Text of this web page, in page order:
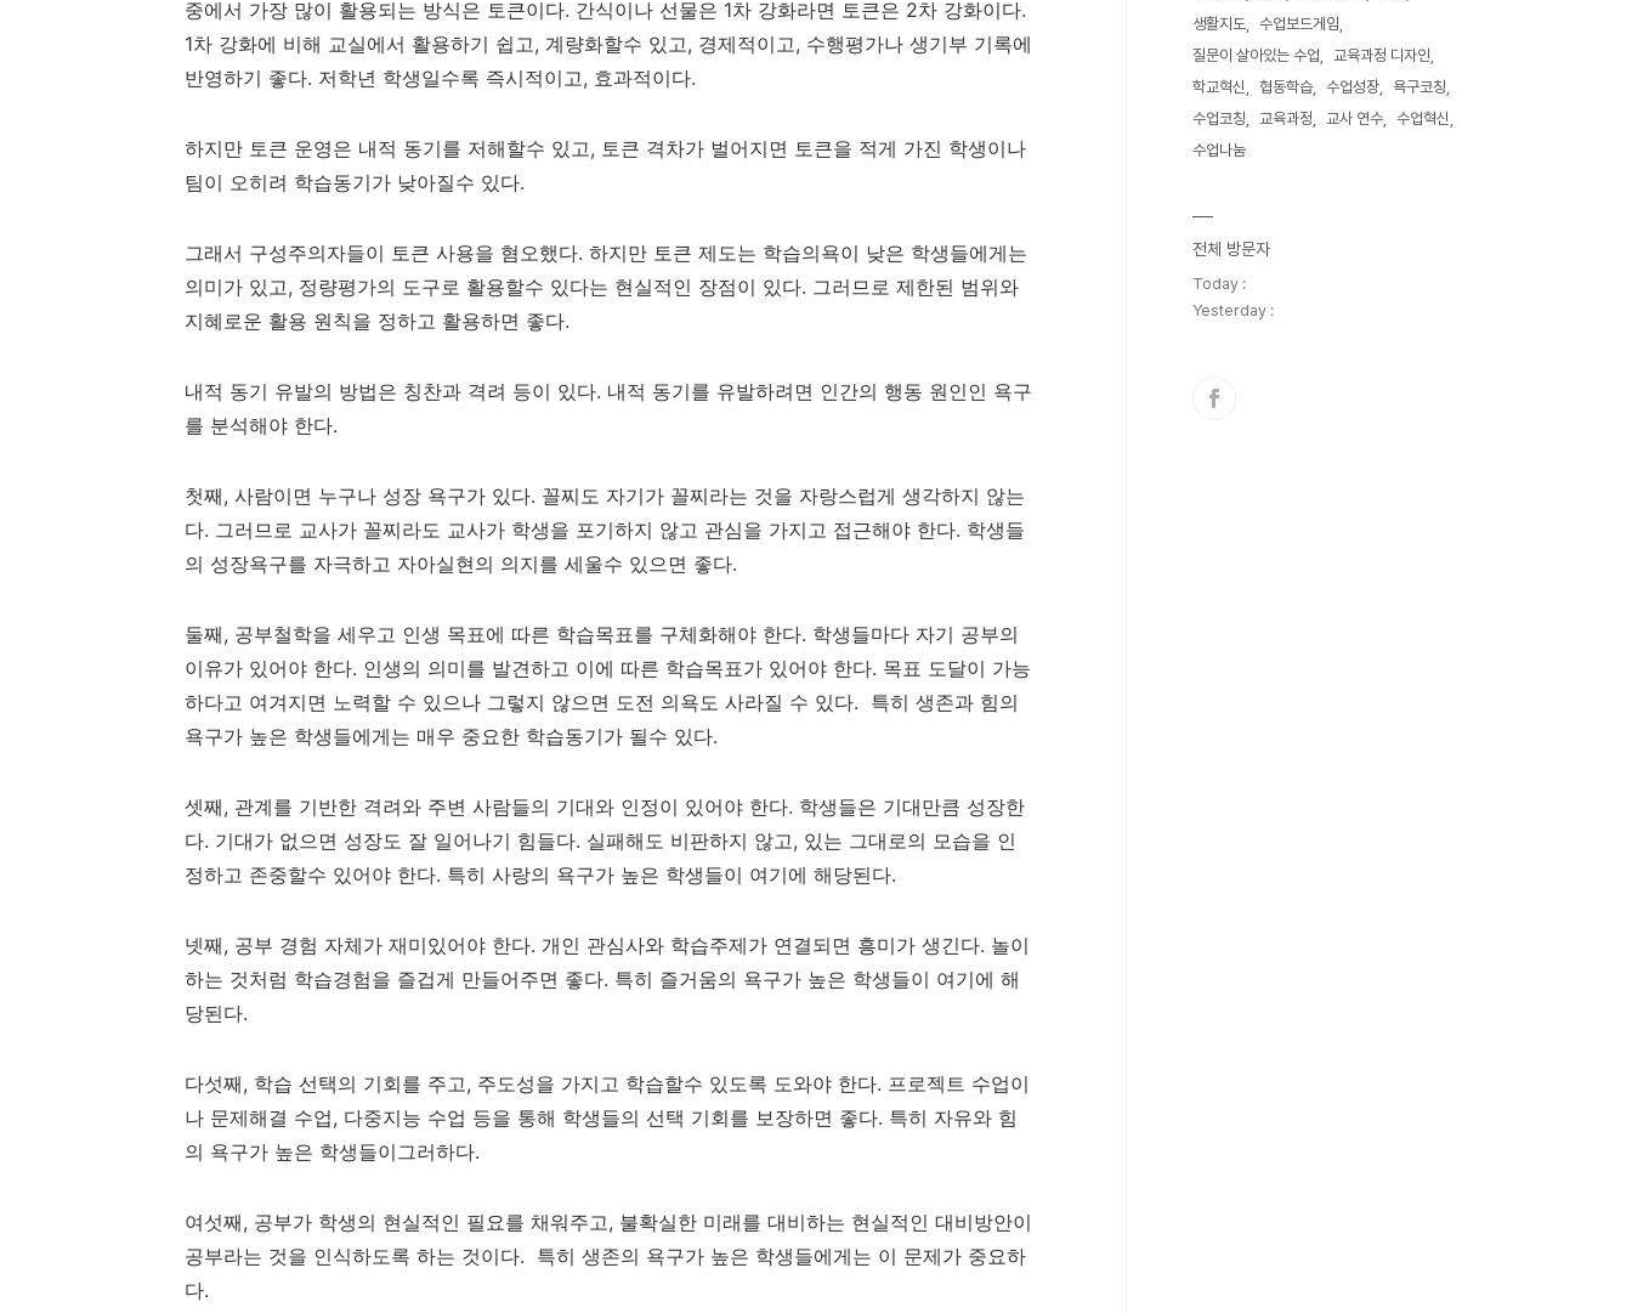
중에서 가장 많이 활용되는 방식은 토큰이다. 간식이나 선물은 1차 강화라면 토큰은 2차 강화이다.
1차 강화에 비해 교실에서 활용하기 쉽고, 계량화할수 있고, 경제적이고, 수행평가나 생기부 기록에
반영하기 좋다. 저학년 학생일수록 즉시적이고, 효과적이다.
하지만 토큰 운영은 내적 동기를 저해할수 있고, 토큰 격차가 벌어지면 토큰을 적게 가진 학생이나
팀이 오히려 학습동기가 낮아질수 있다.
그래서 구성주의자들이 토큰 사용을 혐오했다. 하지만 토큰 제도는 학습의욕이 낮은 학생들에게는
의미가 있고, 정량평가의 도구로 활용할수 있다는 현실적인 장점이 있다. 그러므로 제한된 범위와
지혜로운 활용 원칙을 정하고 활용하면 좋다.
내적 동기 유발의 방법은 칭찬과 격려 등이 있다. 내적 동기를 유발하려면 인간의 행동 원인인 욕구
를 분석해야 한다.
첫째, 사람이면 누구나 성장 욕구가 있다. 꼴찌도 자기가 꼴찌라는 것을 자랑스럽게 생각하지 않는
다. 그러므로 교사가 꼴찌라도 교사가 학생을 포기하지 않고 관심을 가지고 접근해야 한다. 학생들
의 성장욕구를 자극하고 자아실현의 의지를 세울수 있으면 좋다.
둘째, 공부철학을 세우고 인생 목표에 따른 학습목표를 구체화해야 한다. 학생들마다 자기 공부의
이유가 있어야 한다. 인생의 의미를 발견하고 이에 따른 학습목표가 있어야 한다. 목표 도달이 가능
하다고 여겨지면 노력할 수 있으나 그렇지 않으면 도전 의욕도 사라질 수 있다. 특히 생존과 힘의
욕구가 높은 학생들에게는 매우 중요한 학습동기가 될수 있다.
셋째, 관계를 기반한 격려와 주변 사람들의 기대와 인정이 있어야 한다. 학생들은 기대만큼 성장한
다. 기대가 없으면 성장도 잘 일어나기 힘들다. 실패해도 비판하지 않고, 있는 그대로의 모습을 인
정하고 존중할수 있어야 한다. 특히 사랑의 욕구가 높은 학생들이 여기에 해당된다.
넷째, 공부 경험 자체가 재미있어야 한다. 개인 관심사와 학습주제가 연결되면 흥미가 생긴다. 놀이
하는 것처럼 학습경험을 즐겁게 만들어주면 좋다. 특히 즐거움의 욕구가 높은 학생들이 여기에 해
당된다.
다섯째, 학습 선택의 기회를 주고, 주도성을 가지고 학습할수 있도록 도와야 한다. 프로젝트 수업이
나 문제해결 수업, 다중지능 수업 등을 통해 학생들의 선택 기회를 보장하면 좋다. 특히 자유와 힘
의 욕구가 높은 학생들이그러하다.
여섯째, 공부가 학생의 현실적인 필요를 채워주고, 불확실한 미래를 대비하는 현실적인 대비방안이
공부라는 것을 인식하도록 하는 것이다. 특히 생존의 욕구가 높은 학생들에게는 이 문제가 중요하
다.
생활지도
수업보드게임
질문이 살아있는 수업
교육과정 디자인
학교혁신
협동학습 수업성장
욕구코칭
수업코칭
교육과정 교사 연수
수업혁신
수업나눔
전체 방문자
Today :
Yesterday :